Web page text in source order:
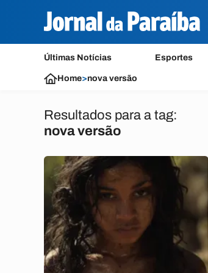
Últimas Notícias Esportes
Home>nova versão
Resultados para a tag:
nova versão